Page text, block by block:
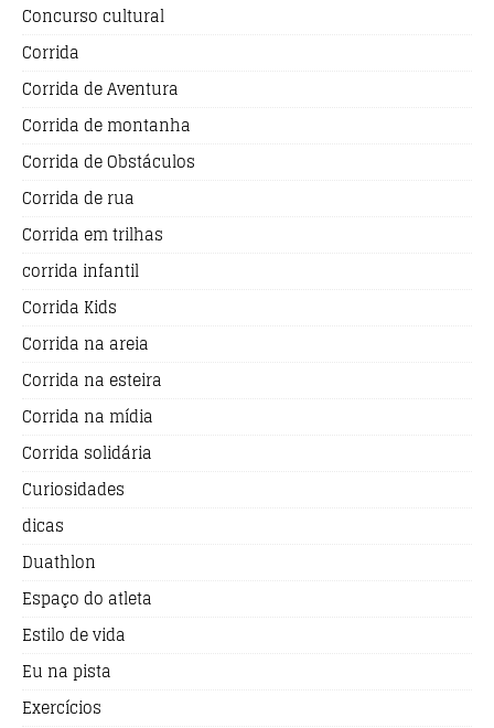
Concurso cultural
Corrida
Corrida de Aventura
Corrida de montanha
Corrida de Obstáculos
Corrida de rua
Corrida em trilhas
corrida infantil
Corrida Kids
Corrida na areia
Corrida na esteira
Corrida na mídia
Corrida solidária
Curiosidades
dicas
Duathlon
Espaço do atleta
Estilo de vida
Eu na pista
Exercícios